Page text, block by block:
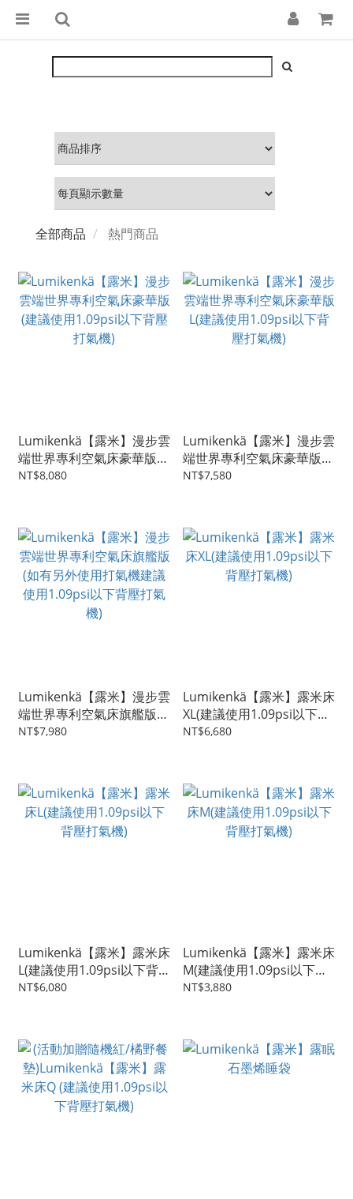
全部商品 熱門商品
Lumikenkä【露米】漫步雲
端世界專利空氣床豪華版
(建議使用1.09psi以下背壓
NT$8,080
Lumikenkä【露米】漫步雲
端世界專利空氣床豪華版
L(建議使用1.09psi以下背
NT$7,580
Lumikenkä【露米】漫步雲
端世界專利空氣床旗艦版
(如有另外使用打氣機建議
NT$7,980
Lumikenkä【露米】露米床
XL(建議使用1.09psi以下背
壓打氣機)
NT$6,680
Lumikenkä【露米】露米床
L(建議使用1.09psi以下背
壓打氣機)
NT$6,080
Lumikenkä【露米】露米床
M(建議使用1.09psi以下背
壓打氣機)
NT$3,880